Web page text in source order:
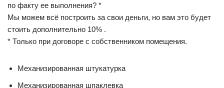
по факту ее выполнения? *
Мы можем всё построить за свои деньги, но вам это будет
стоить дополнительно 10% .
* Только при договоре с собственником помещения.
Механизированная штукатурка
Механизированная шпаклевка